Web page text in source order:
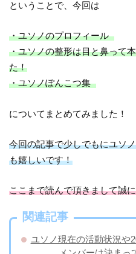
ということで、今回は
・ユソノのプロフィール
・ユソノの整形は目と鼻って
た！
・ユソノぽんこつ集
についてまとめてみました！
今回の記事で少しでもにユソ
も嬉しいです！
ここまで読んで頂きまして誠
関連記事
ユソノ現在の活動状況や